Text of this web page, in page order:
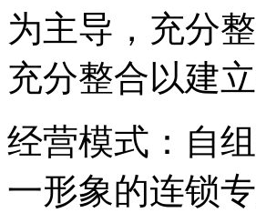
为主导，充分
充分整合以建
经营模式：自
一形象的连锁